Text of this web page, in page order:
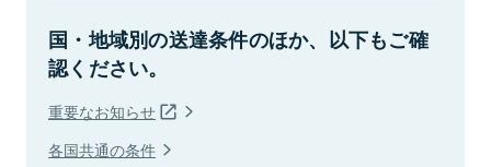
国・地域別の送達条件のほか、以下もご確
認ください。
重要なお知らせ
各国共通の条件